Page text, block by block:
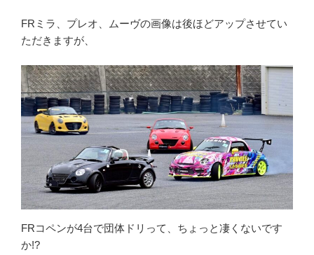
FRミラ、プレオ、ムーヴの画像は後ほどアップさせてい
ただきますが、
FRコペンが4台で団体ドリって、ちょっと凄くないです
か!?